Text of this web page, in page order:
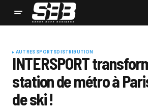
AUTRES SPORTSDISTRIBUTION
INTERSPORT
station de métro à
de ski !